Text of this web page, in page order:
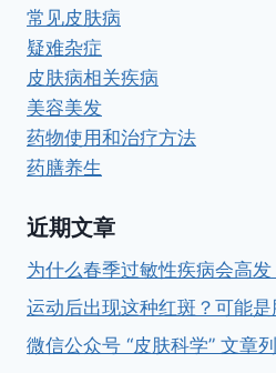
常见皮肤病
疑难杂症
皮肤病相关疾病
美容美发
药物使用和治疗方法
药膳养生
近期文章
为什么春季过敏性疾病会高发
运动后出现这种红斑？可能是
微信公众号 “皮肤科学” 文章